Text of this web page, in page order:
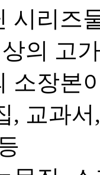
시리즈
의 고
소장본
, 교과